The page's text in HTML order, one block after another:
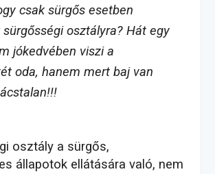
csak sürgős esetben
osztályra? Hát egy
jókedvében viszi a
oda, hanem mert baj van
osztály a sürgős,
állapotok ellátására való, nem